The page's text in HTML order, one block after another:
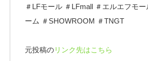
＃LFモール ＃LFmall ＃エルエフモ
ーム ＃SHOWROOM ＃TNGT
元投稿のリンク先はこちら